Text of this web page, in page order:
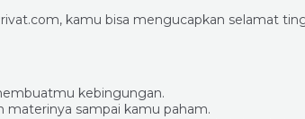
kamu bisa mengucapkan selamat
kebingungan.
materinya sampai kamu paham.